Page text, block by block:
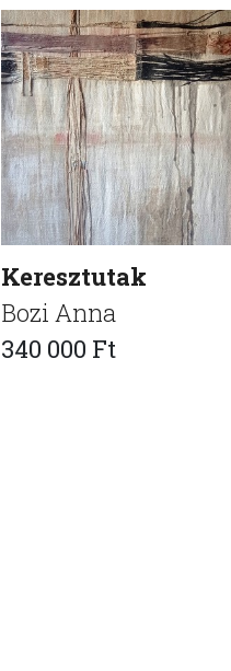
Keresztutak
Bozi Anna
340 000 Ft